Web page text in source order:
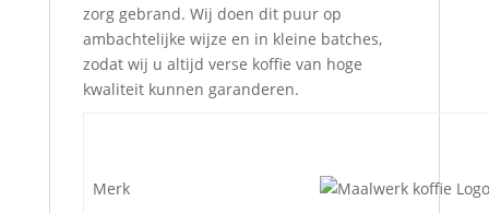
zorg gebrand. Wij doen dit puur op
ambachtelijke wijze en in kleine batches,
zodat wij u altijd verse koffie van hoge
kwaliteit kunnen garanderen.
Merk